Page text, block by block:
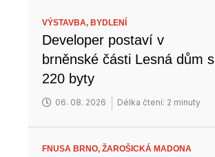
VÝSTAVBA, BYDLENÍ
Developer postaví v
brněnské části Lesná dům s
220 byty
06. 08. 2026 Délka čtení: 2 minuty
FNUSA BRNO,ŽAROŠICKÁ MADONA